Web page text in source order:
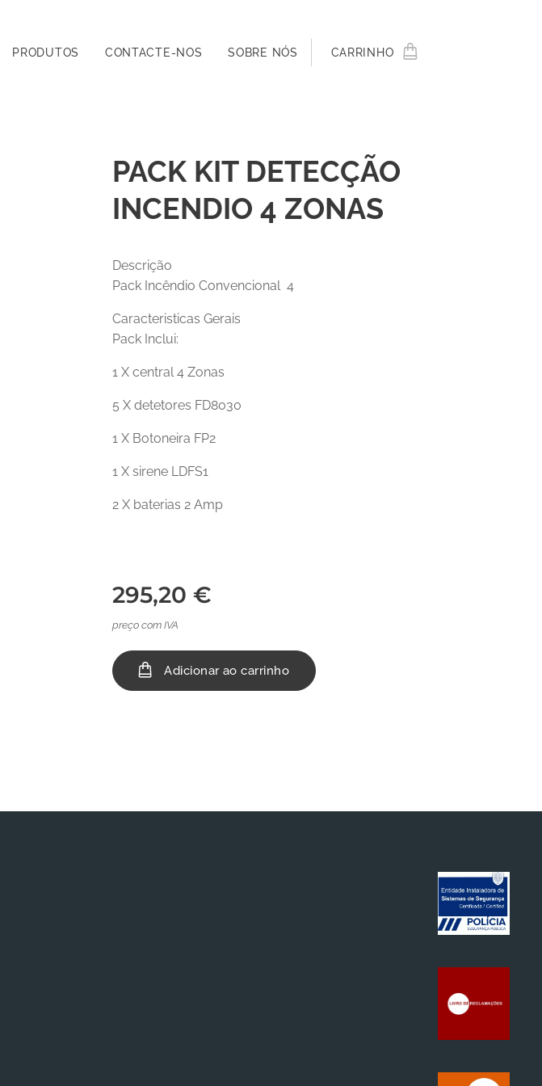
PRODUTOS CONTACTE-NOS SOBRE NÓS CARRINHO
PACK KIT DETECÇÃO
INCENDIO 4 ZONAS
Descrição
Pack Incêndio Convencional 4
Caracteristicas Gerais
Pack Inclui:
1 X central 4 Zonas
5 X detetores FD8030
1 X Botoneira FP2
1 X sirene LDFS1
2 X baterias 2 Amp
295,20 €
preço com IVA
Adicionar ao carrinho